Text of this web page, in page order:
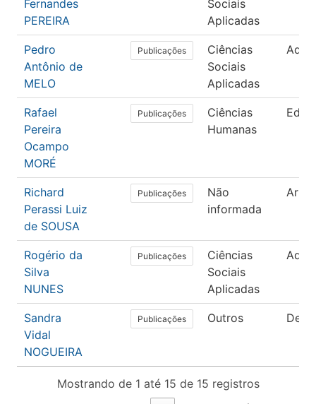
Fernandes
PEREIRA
Sociais
Aplicadas
Pedro
Antônio de
MELO
Publicações
Ciências
Sociais
Aplicadas
Rafael
Pereira
Ocampo
MORÉ
Publicações
Ciências
Humanas
Richard
Perassi Luiz
de SOUSA
Publicações
Não
informada
Artes
Rogério da
Silva
NUNES
Publicações
Ciências
Sociais
Aplicadas
Sandra
Vidal
NOGUEIRA
Publicações Outros
Mostrando de 1 até 15 de 15 registros